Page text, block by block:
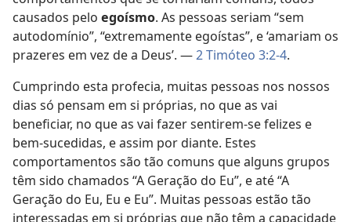
causados pelo egoísmo. As pessoas seriam “sem
autodomínio”, “extremamente egoístas”, e ‘amariam os
prazeres em vez de a Deus’. —2 Timóteo 3:2-4.
Cumprindo esta profecia, muitas pessoas nos nossos
dias só pensam em si próprias, no que as vai
beneficiar, no que as vai fazer sentirem-se felizes e
bem-sucedidas, e assim por diante. Estes
comportamentos são tão comuns que alguns grupos
têm sido chamados “A Geração do Eu”, e até “A
Geração do Eu, Eu e Eu”. Muitas pessoas estão tão
interessadas em si próprias que não têm a capacidade